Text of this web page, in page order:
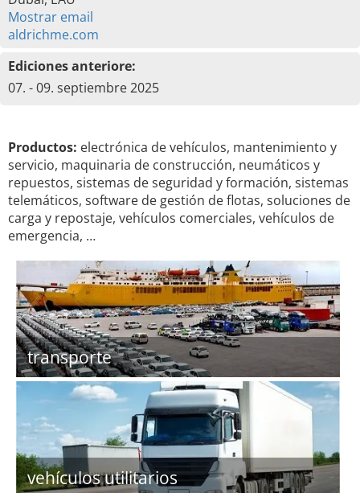
Mostrar email
aldrichme.com
Ediciones anteriore:
07. - 09. septiembre 2025
Productos: electrónica de vehículos, mantenimiento y
servicio, maquinaria de construcción, neumáticos y
repuestos, sistemas de seguridad y formación, sistemas
telemáticos, software de gestión de flotas, soluciones de
carga y repostaje, vehículos comerciales, vehículos de
emergencia, …
transporte
vehículos utilitarios